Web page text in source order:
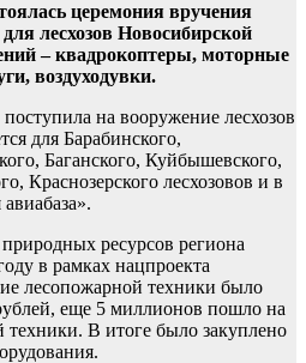
церемония вручения
лесхозов Новосибирской
– квадрокоптеры, моторные
воздуходувки.
на вооружение лесхозов
для Барабинского,
Баганского, Куйбышевского,
Краснозерского лесхозовов и в
ресурсов региона
в рамках нацпроекта
лесопожарной техники было
еще 5 миллионов пошло на
техники. В итоге было закуплено